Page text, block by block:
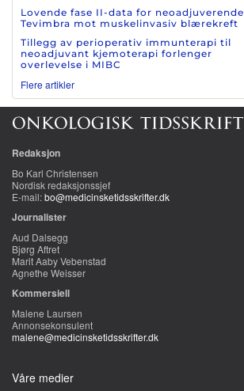
Lovende fase II-data for neoadjuverende
Tevimbra mot muskelinvasiv blærekreft
Tillegg av perioperativ immunterapi til
neoadjuvant kjemoterapi forlenger
overlevelse i MIBC
Flere artikler
Redaksjon
Bo Karl Christensen
Nordisk redaksjonssjef
E-mail:bo@medicinsketidsskrifter.dk
Journalister
Aud Dalsegg
Bjørg Aftret
Marit Aaby Vebenstad
Agnethe Weisser
Kommersiell
Malene Laursen
Annonsekonsulent
malene@medicinsketidsskrifter.dk
Våre medier